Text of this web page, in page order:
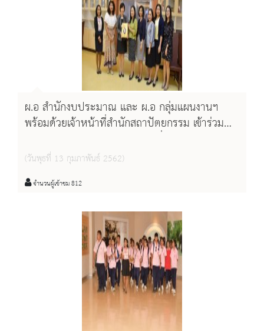
ผ.อ สำนักงบประมาณ และ ผ.อ กลุ่มแผนงานฯ
พร้อมด้วยเจ้าหน้าที่สำนักสถาปัตยกรรม เข้าร่วม
ประชุมปรึกษาหารือ และตรวจเยี่ยมอาคารต่างๆ
ในการของบประมาณดำเนินงานของปี ๒๕๖๓
(วันพุธที่ 13 กุมภาพันธ์ 2562)
จำนวนผู้เข้าชม 812